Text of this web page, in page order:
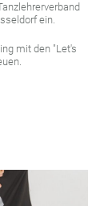
ein.
mit den "Let's